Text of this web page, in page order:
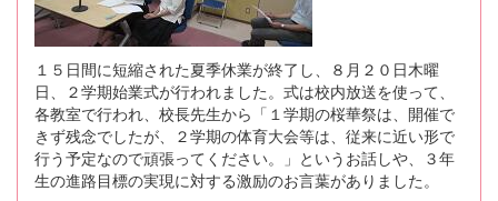
１５日間に短縮された夏季休業が終了し、８月２０日木曜
日、２学期始業式が行われました。式は校内放送を使って、
各教室で行われ、校長先生から「１学期の桜華祭は、開催で
きず残念でしたが、２学期の体育大会等は、従来に近い形で
行う予定なので頑張ってください。」というお話しや、３年
生の進路目標の実現に対する激励のお言葉がありました。